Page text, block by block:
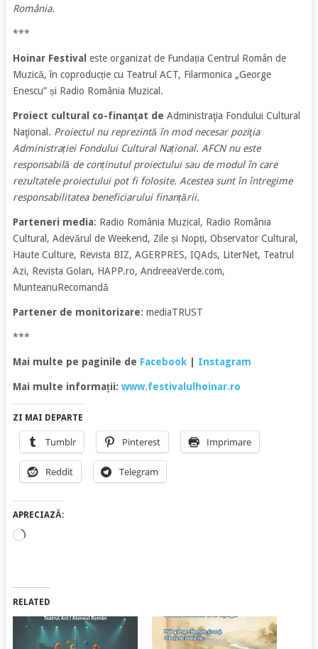
România.
***
Hoinar Festival este organizat de Fundația Centrul Român de
Muzică, în coproducție cu Teatrul ACT, Filarmonica „George
Enescu” și Radio România Muzical.
Proiect cultural co-finanţat de Administraţia Fondului Cultural
Naţional. Proiectul nu reprezintă în mod necesar poziţia
Administrației Fondului Cultural Național. AFCN nu este
responsabilă de conținutul proiectului sau de modul în care
rezultatele proiectului pot fi folosite. Acestea sunt în întregime
responsabilitatea beneficiarului finanțării.
Parteneri media: Radio România Muzical, Radio România
Cultural, Adevărul de Weekend, Zile și Nopți, Observator Cultural,
Haute Culture, Revista BIZ, AGERPRES, IQAds, LiterNet, Teatrul
Azi, Revista Golan, HAPP.ro, AndreeaVerde.com,
MunteanuRecomandă
Partener de monitorizare: mediaTRUST
***
Mai multe pe paginile de Facebook| Instagram
Mai multe informații: www.festivalulhoinar.ro
ZI MAI DEPARTE
Tumblr Pinterest Imprimare
Reddit Telegram
APRECIAZĂ:
Încarc...
RELATED